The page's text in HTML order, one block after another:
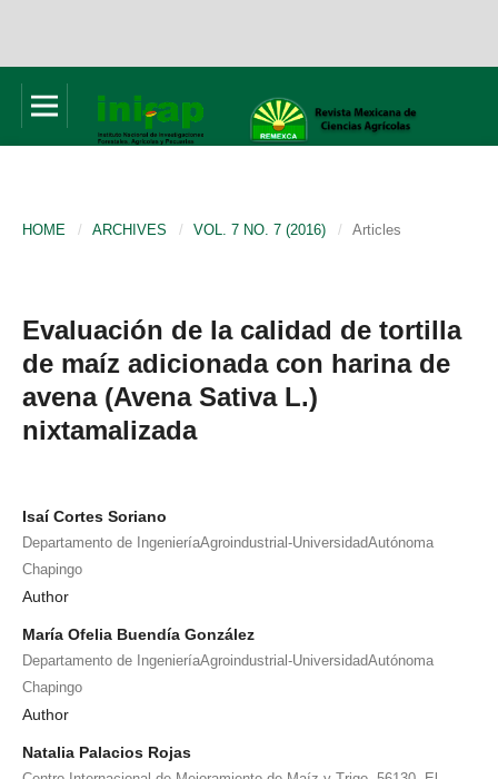
HOME / ARCHIVES / VOL. 7 NO. 7 (2016) / Articles
Evaluación de la calidad de tortilla
de maíz adicionada con harina de
avena (Avena Sativa L.)
nixtamalizada
Isaí Cortes Soriano
Departamento de IngenieríaAgroindustrial-UniversidadAutónoma
Chapingo
Author
María Ofelia Buendía González
Departamento de IngenieríaAgroindustrial-UniversidadAutónoma
Chapingo
Author
Natalia Palacios Rojas